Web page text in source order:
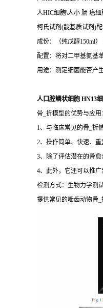
人HIC细胞\人小 肠 癌
柯氏试剂(靛基质试剂)配
成份：（纯戊醇150ml）
配置：将对二甲基氨基
用途：测定细菌能否产
人口腔鳞状细胞 HN13
骨_折模型的优势与应用
1、与临床常见的骨_折
2、操作简单、快速、重
3、除了评估潜在的骨
4、此外，它还可以推
检测方式：生物力学测
提供常见的啮齿动物骨